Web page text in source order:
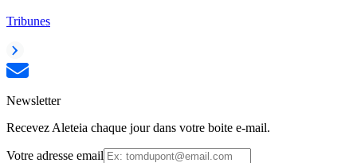
Tribunes
Newsletter
Recevez Aleteia chaque jour dans votre boite e-mail.
Votre adresse email